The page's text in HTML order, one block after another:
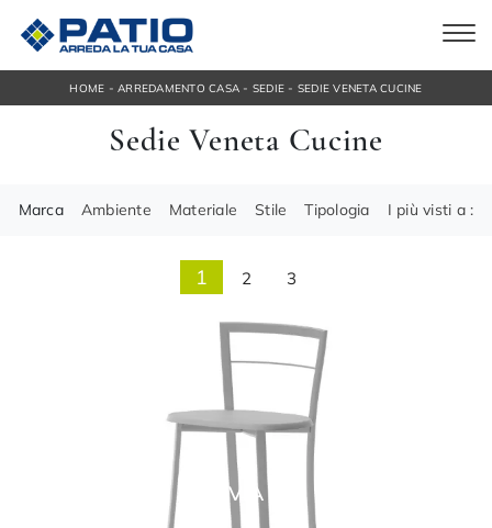
HOME -ARREDAMENTO CASA - SEDIE - SEDIE VENETA CUCINE
Sedie Veneta Cucine
Marca Ambiente Materiale Stile Tipologia I più visti a :
1 2 3
OLIVIA SG